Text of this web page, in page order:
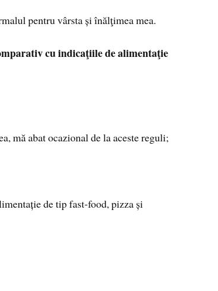
pentru vârsta și înălţimea mea.
cu indicaţiile de alimentaţie
mă abat ocazional de la aceste reguli;
de tip fast-food, pizza și